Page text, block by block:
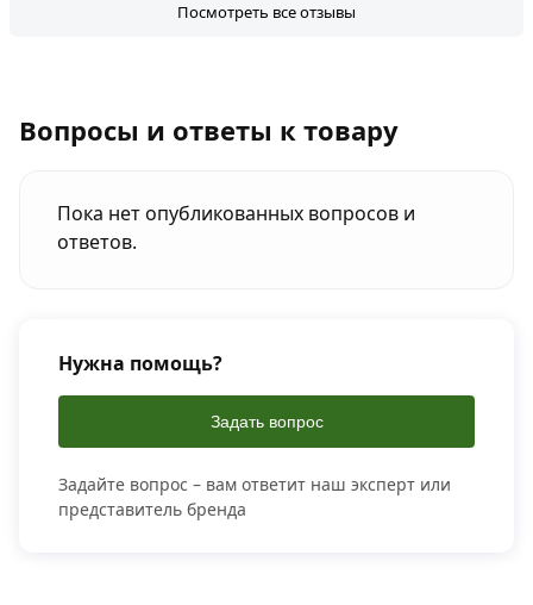
Посмотреть все отзывы
Вопросы и ответы к товару
Пока нет опубликованных вопросов и
ответов.
Нужна помощь?
Задать вопрос
Задайте вопрос – вам ответит наш эксперт или
представитель бренда